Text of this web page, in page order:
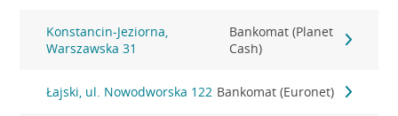
Konstancin-Jeziorna,
Warszawska 31
Bankomat (Planet
Cash)
Łajski, ul. Nowodworska 122 Bankomat (Euronet)